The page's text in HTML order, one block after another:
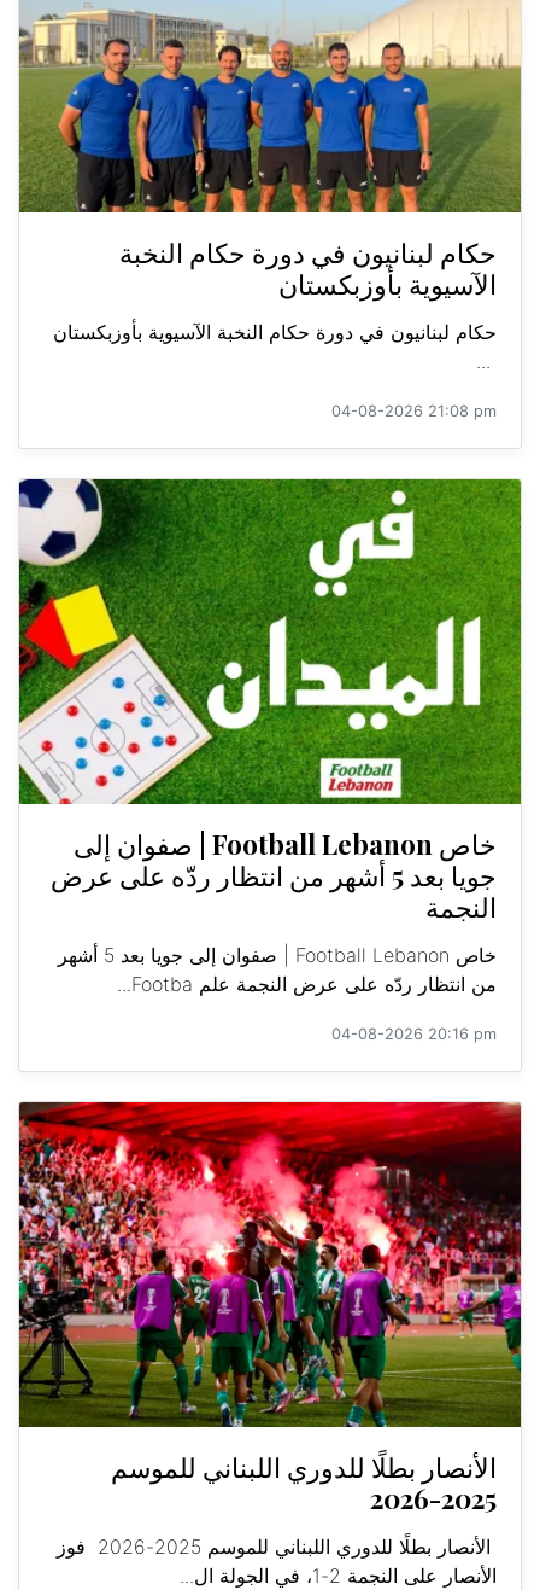
حكام لبنانيون في دورة حكام النخبة
الآسيوية بأوزبكستان
حكام لبنانيون في دورة حكام النخبة الآسيوية بأوزبكستان
...
04-08-2026 21:08 pm
خاص Football Lebanon | صفوان إلى
جويا بعد 5 أشهر من انتظار ردّه على عرض
النجمة
خاص Football Lebanon | صفوان إلى جويا بعد 5 أشهر
من انتظار ردّه على عرض النجمة علم Footba...
04-08-2026 20:16 pm
الأنصار بطلًا للدوري اللبناني للموسم
2025-2026
الأنصار بطلًا للدوري اللبناني للموسم 2025-2026 فوز
الأنصار على النجمة 2-1، في الجولة ال...